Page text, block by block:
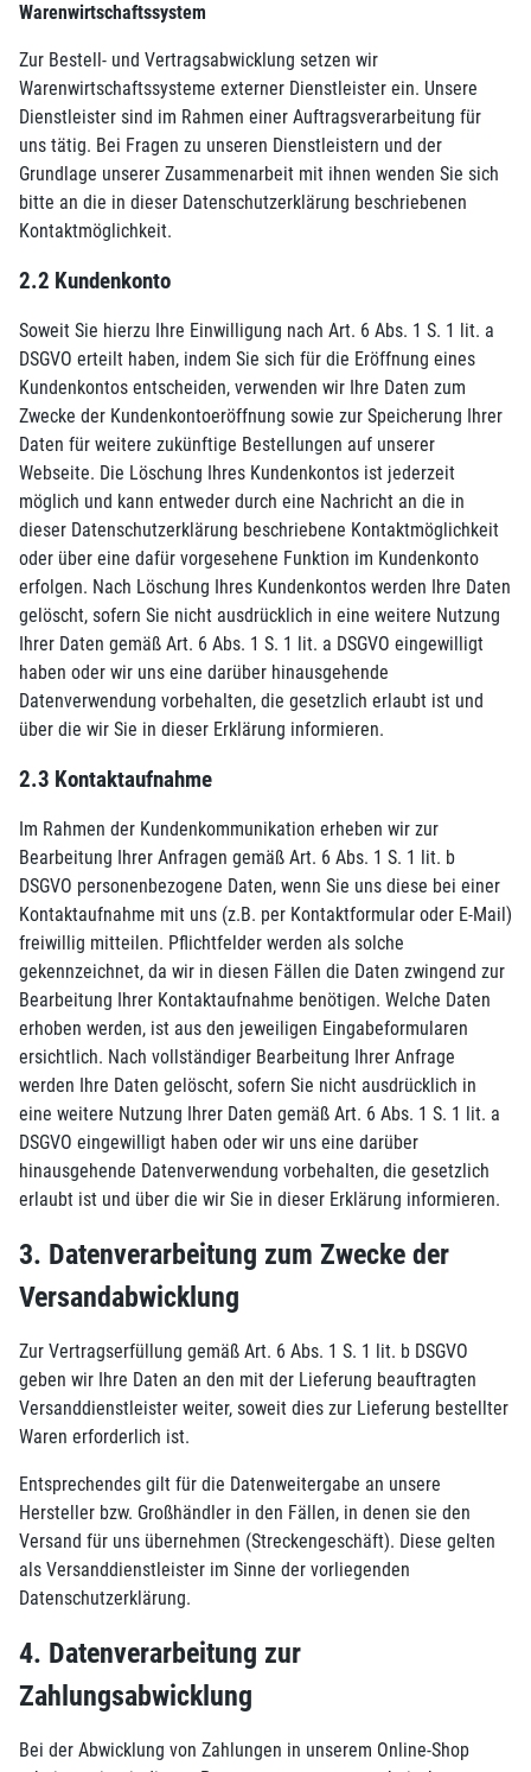
Warenwirtschaftssystem
Zur Bestell- und Vertragsabwicklung setzen wir
Warenwirtschaftssysteme externer Dienstleister ein. Unsere
Dienstleister sind im Rahmen einer Auftragsverarbeitung für
uns tätig. Bei Fragen zu unseren Dienstleistern und der
Grundlage unserer Zusammenarbeit mit ihnen wenden Sie sich
bitte an die in dieser Datenschutzerklärung beschriebenen
Kontaktmöglichkeit.
2.2 Kundenkonto
Soweit Sie hierzu Ihre Einwilligung nach Art. 6 Abs. 1 S. 1 lit. a
DSGVO erteilt haben, indem Sie sich für die Eröffnung eines
Kundenkontos entscheiden, verwenden wir Ihre Daten zum
Zwecke der Kundenkontoeröffnung sowie zur Speicherung Ihrer
Daten für weitere zukünftige Bestellungen auf unserer
Webseite. Die Löschung Ihres Kundenkontos ist jederzeit
möglich und kann entweder durch eine Nachricht an die in
dieser Datenschutzerklärung beschriebene Kontaktmöglichkeit
oder über eine dafür vorgesehene Funktion im Kundenkonto
erfolgen. Nach Löschung Ihres Kundenkontos werden Ihre Daten
gelöscht, sofern Sie nicht ausdrücklich in eine weitere Nutzung
Ihrer Daten gemäß Art. 6 Abs. 1 S. 1 lit. a DSGVO eingewilligt
haben oder wir uns eine darüber hinausgehende
Datenverwendung vorbehalten, die gesetzlich erlaubt ist und
über die wir Sie in dieser Erklärung informieren.
2.3 Kontaktaufnahme
Im Rahmen der Kundenkommunikation erheben wir zur
Bearbeitung Ihrer Anfragen gemäß Art. 6 Abs. 1 S. 1 lit. b
DSGVO personenbezogene Daten, wenn Sie uns diese bei einer
Kontaktaufnahme mit uns (z.B. per Kontaktformular oder E-Mail)
freiwillig mitteilen. Pflichtfelder werden als solche
gekennzeichnet, da wir in diesen Fällen die Daten zwingend zur
Bearbeitung Ihrer Kontaktaufnahme benötigen. Welche Daten
erhoben werden, ist aus den jeweiligen Eingabeformularen
ersichtlich. Nach vollständiger Bearbeitung Ihrer Anfrage
werden Ihre Daten gelöscht, sofern Sie nicht ausdrücklich in
eine weitere Nutzung Ihrer Daten gemäß Art. 6 Abs. 1 S. 1 lit. a
DSGVO eingewilligt haben oder wir uns eine darüber
hinausgehende Datenverwendung vorbehalten, die gesetzlich
erlaubt ist und über die wir Sie in dieser Erklärung informieren.
3. Datenverarbeitung zum Zwecke der
Versandabwicklung
Zur Vertragserfüllung gemäß Art. 6 Abs. 1 S. 1 lit. b DSGVO
geben wir Ihre Daten an den mit der Lieferung beauftragten
Versanddienstleister weiter, soweit dies zur Lieferung bestellter
Waren erforderlich ist.
Entsprechendes gilt für die Datenweitergabe an unsere
Hersteller bzw. Großhändler in den Fällen, in denen sie den
Versand für uns übernehmen (Streckengeschäft). Diese gelten
als Versanddienstleister im Sinne der vorliegenden
Datenschutzerklärung.
4. Datenverarbeitung zur
Zahlungsabwicklung
Bei der Abwicklung von Zahlungen in unserem Online-Shop